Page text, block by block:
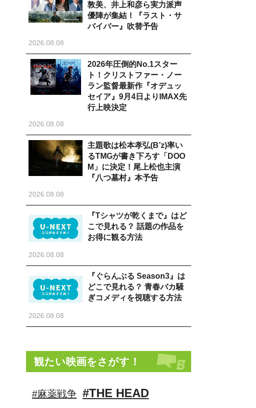
敦美、井上和彦ら実力派声
優陣が集結！『ラスト・サ
バイバー』吹替予告
2026.08.08
2026年圧倒的No.1スター
ト！クリストファー・ノー
ラン監督最新作『オデュッ
セイア』9月4日よりIMAX先
行上映決定
2026.08.08
主題歌は松本孝弘(B’z)率い
るTMGが書き下ろす「DOO
M」に決定！尾上松也主演
『八つ墓村』本予告
2026.08.08
『Tシャツが乾くまで』はど
こで見れる？ 話題の作品を
お得に観る方法
2026.08.08
『ぐらんぶる Season3』は
どこで見れる？ 青春バカ騒
ぎコメディを視聴する方法
2026.08.08
観たい映画をさがす！
#麻薬戦争 #THE HEAD